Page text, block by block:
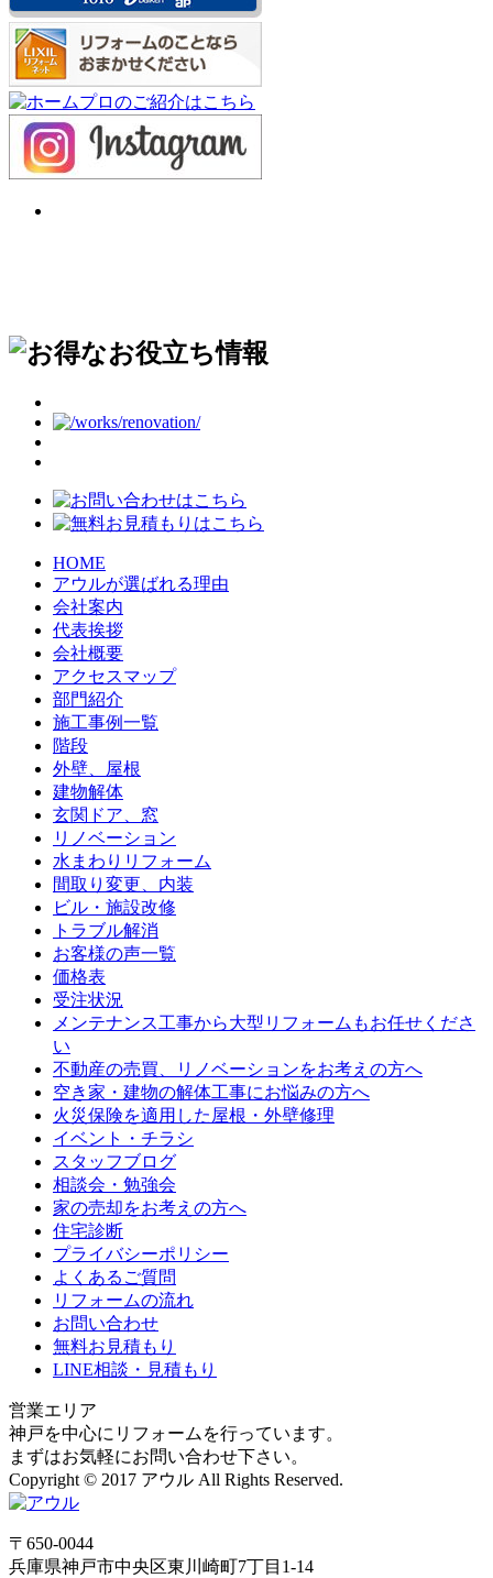
HOME
アウルが選ばれる理由
会社案内
代表挨拶
会社概要
アクセスマップ
部門紹介
施工事例一覧
階段
外壁、屋根
建物解体
玄関ドア、窓
リノベーション
水まわりリフォーム
間取り変更、内装
ビル・施設改修
トラブル解消
お客様の声一覧
価格表
受注状況
メンテナンス工事から大型リフォームもお任せくださ
い
不動産の売買、リノベーションをお考えの方へ
空き家・建物の解体工事にお悩みの方へ
火災保険を適用した屋根・外壁修理
イベント・チラシ
スタッフブログ
相談会・勉強会
家の売却をお考えの方へ
住宅診断
プライバシーポリシー
よくあるご質問
リフォームの流れ
お問い合わせ
無料お見積もり
LINE相談・見積もり
営業エリア
神戸を中心にリフォームを行っています。
まずはお気軽にお問い合わせ下さい。
Copyright © 2017 アウル All Rights Reserved.
〒650-0044
兵庫県神戸市中央区東川崎町7丁目1-14